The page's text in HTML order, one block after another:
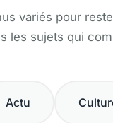
variés pour
les sujets qui
Actu